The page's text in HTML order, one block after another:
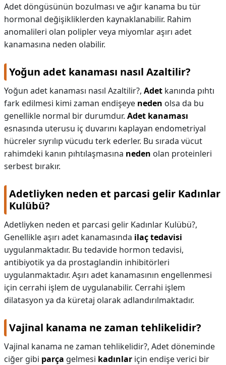
Adet döngüsünün bozulması ve ağır kanama bu tür
hormonal değişikliklerden kaynaklanabilir. Rahim
anomalileri olan polipler veya miyomlar aşırı adet
kanamasına neden olabilir.
Yoğun adet kanaması nasıl Azaltilir?
Yoğun adet kanaması nasıl Azaltilir?, Adet kanında pıhtı
fark edilmesi kimi zaman endişeye neden olsa da bu
genellikle normal bir durumdur. Adet kanaması
esnasında uterusu iç duvarını kaplayan endometriyal
hücreler sıyrılıp vücudu terk ederler. Bu sırada vücut
rahimdeki kanın pıhtılaşmasına neden olan proteinleri
serbest bırakır.
Adetliyken neden et parcasi gelir Kadınlar
Kulübü?
Adetliyken neden et parcasi gelir Kadınlar Kulübü?,
Genellikle aşırı adet kanamasında ilaç tedavisi
uygulanmaktadır. Bu tedavide hormon tedavisi,
antibiyotik ya da prostaglandin inhibitörleri
uygulanmaktadır. Aşırı adet kanamasının engellenmesi
için cerrahi işlem de uygulanabilir. Cerrahi işlem
dilatasyon ya da küretaj olarak adlandırılmaktadır.
Vajinal kanama ne zaman tehlikelidir?
Vajinal kanama ne zaman tehlikelidir?, Adet döneminde
ciğer gibi parça gelmesi kadınlar için endişe verici bir